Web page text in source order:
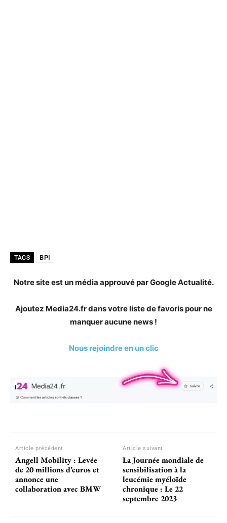
TAGS BPI
Notre site est un média approuvé par Google Actualité.
Ajoutez Media24.fr dans votre liste de favoris pour ne
manquer aucune news !
Nous rejoindre en un clic
Article précédent
Angell Mobility : Levée
de 20 millions d’euros et
annonce une
collaboration avec BMW
Article suivant
La Journée mondiale de
sensibilisation à la
leucémie myéloïde
chronique : Le 22
septembre 2023